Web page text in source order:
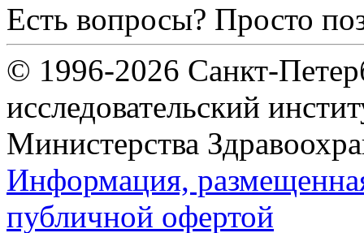
Есть вопросы? Просто
© 1996-2026 Санкт-
исследовательский
Министерства
Информация,
публичной офертой